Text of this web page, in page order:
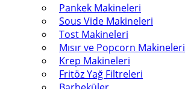
Pankek Makineleri
Sous Vide Makineleri
Tost Makineleri
Mısır ve Popcorn Makineleri
Krep Makineleri
Fritöz Yağ Filtreleri